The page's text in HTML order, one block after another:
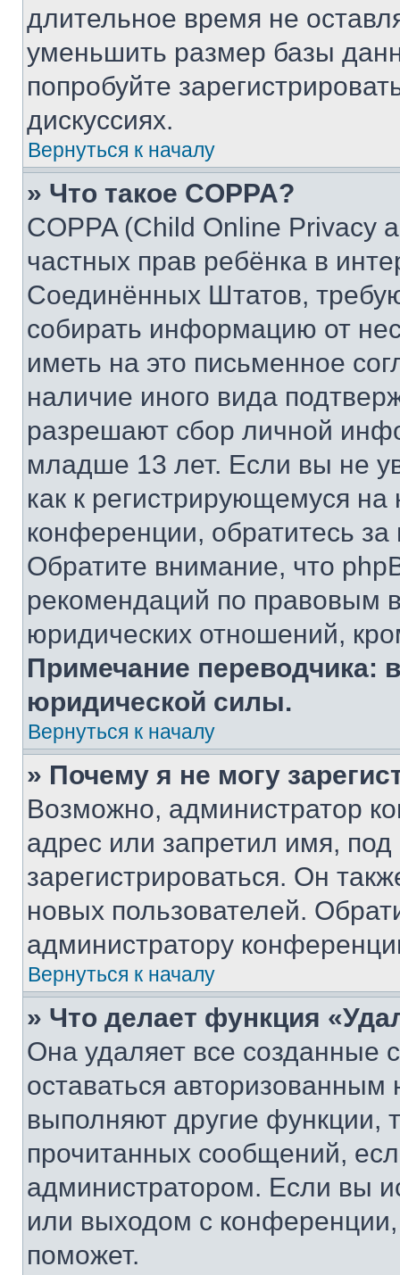
длительное время не
уменьшить размер базы
попробуйте
дискуссиях.
Вернуться к началу
» Что такое COPPA?
COPPA (Child Online Privacy
частных прав ребёнка в
Соединённых Штатов,
собирать информацию от
иметь на это письменное
наличие иного вида
разрешают сбор личной
младше 13 лет. Если вы не
как к регистрирующемуся
конференции, обратитесь
Обратите внимание, что
рекомендаций по правовым
юридических отношений,
Примечание переводчика:
юридической силы.
Вернуться к началу
» Почему я не могу
Возможно, администратор
адрес или запретил имя,
зарегистрироваться. Он
новых пользователей.
администратору
Вернуться к началу
» Что делает функция
Она удаляет все созданные
оставаться
выполняют другие функции,
прочитанных сообщений,
администратором. Если вы
или выходом с
поможет.